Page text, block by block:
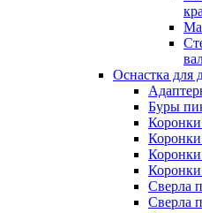
Оснастка для
Буры
Коронки
Сверла
Сверла